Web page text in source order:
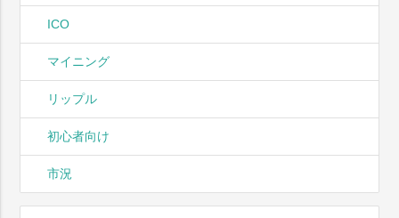
ICO
マイニング
リップル
初心者向け
市況